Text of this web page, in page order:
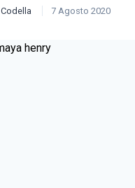
7 Agosto 2020